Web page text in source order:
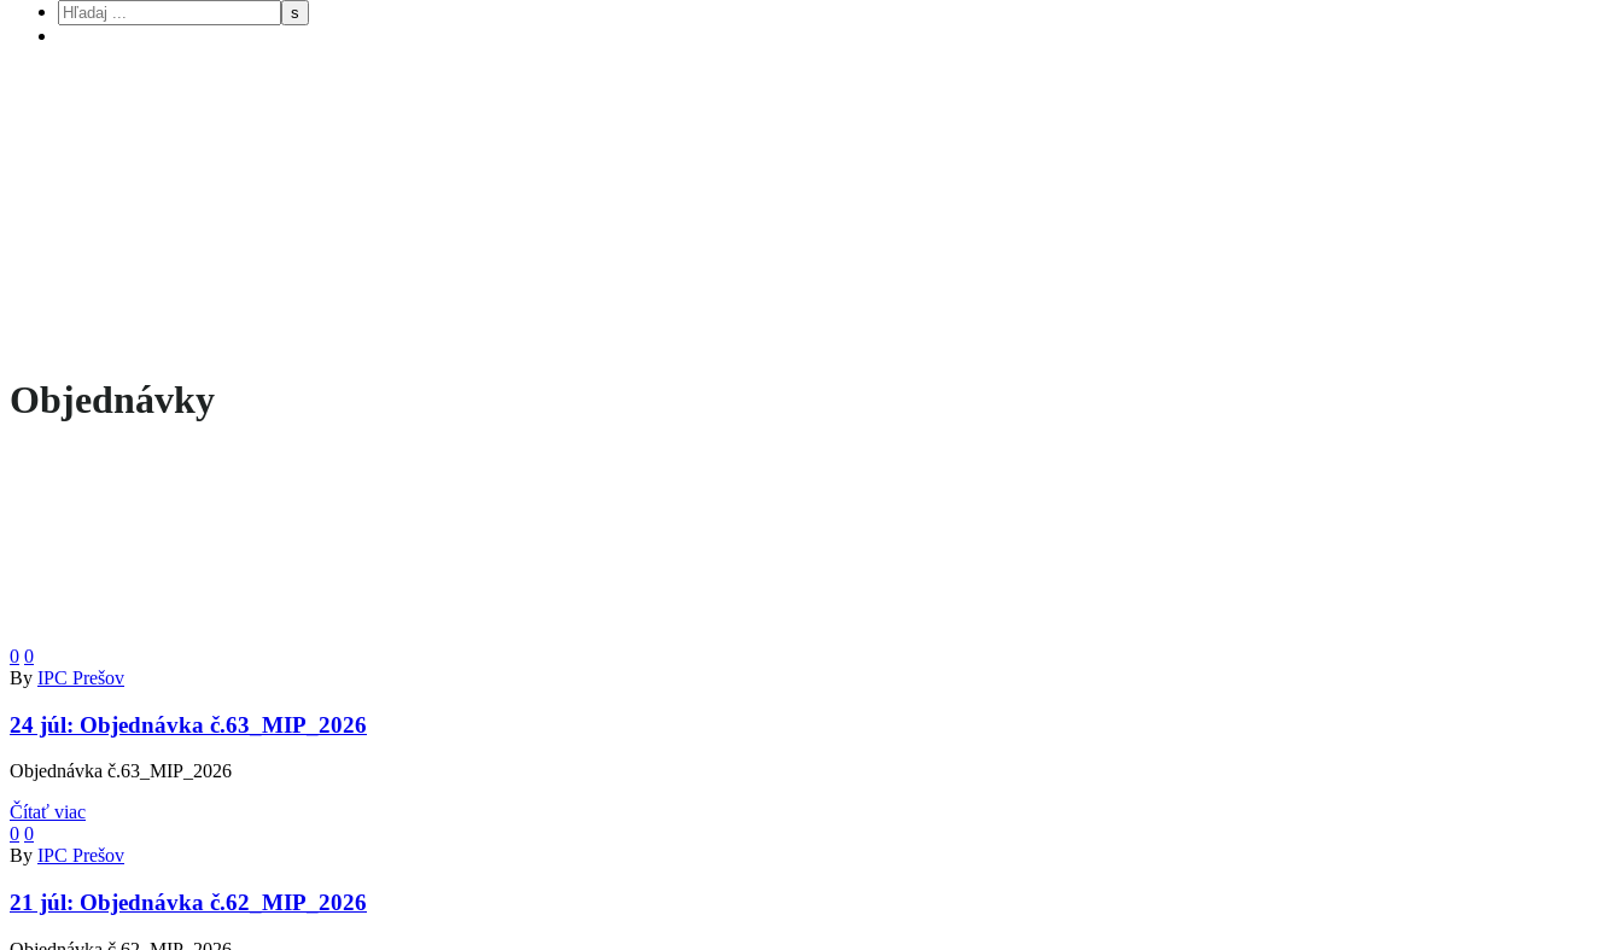
Objednávky
0 0
By IPC Prešov
24 júl: Objednávka č.63_MIP_2026
Objednávka č.63_MIP_2026
Čítať viac
0 0
By IPC Prešov
21 júl: Objednávka č.62_MIP_2026